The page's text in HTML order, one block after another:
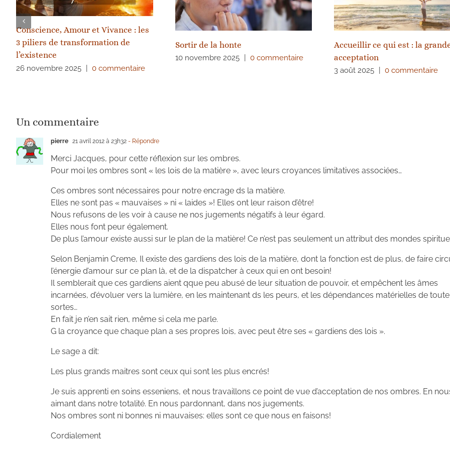
Conscience, Amour et Vivance : les
3 piliers de transformation de
l’existence
26 novembre 2025 0 commentaire
Sortir de la honte
10 novembre 2025 0 commentaire
Accueillir ce qui est : la
acceptation
3 août 2025 0 commentaire
Un commentaire
pierre 21 avril 2012 à 23h32 - Répondre
Merci Jacques, pour cette réflexion sur les ombres.
Pour moi les ombres sont « les lois de la matière », avec leurs croyances limitatives associées…
Ces ombres sont nécessaires pour notre encrage ds la matière.
Elles ne sont pas « mauvaises » ni « laides »! Elles ont leur raison d’être!
Nous refusons de les voir à cause ne nos jugements négatifs à leur égard.
Elles nous font peur également.
De plus l’amour existe aussi sur le plan de la matière! Ce n’est pas seulement un attribut des mondes
Selon Benjamin Creme, Il existe des gardiens des lois de la matière, dont la fonction est de plus, de faire
l’énergie d’amour sur ce plan là, et de la dispatcher à ceux qui en ont besoin!
Il semblerait que ces gardiens aient qque peu abusé de leur situation de pouvoir, et empêchent les âmes
incarnées, d’évoluer vers la lumière, en les maintenant ds les peurs, et les dépendances matérielles de toute
sortes…
En fait je n’en sait rien, même si cela me parle.
G la croyance que chaque plan a ses propres lois, avec peut être ses « gardiens des lois ».
Le sage a dit:
Les plus grands maitres sont ceux qui sont les plus encrés!
Je suis apprenti en soins esseniens, et nous travaillons ce point de vue d’acceptation de nos ombres. En
aimant dans notre totalité. En nous pardonnant, dans nos jugements.
Nos ombres sont ni bonnes ni mauvaises: elles sont ce que nous en faisons!
Cordialement